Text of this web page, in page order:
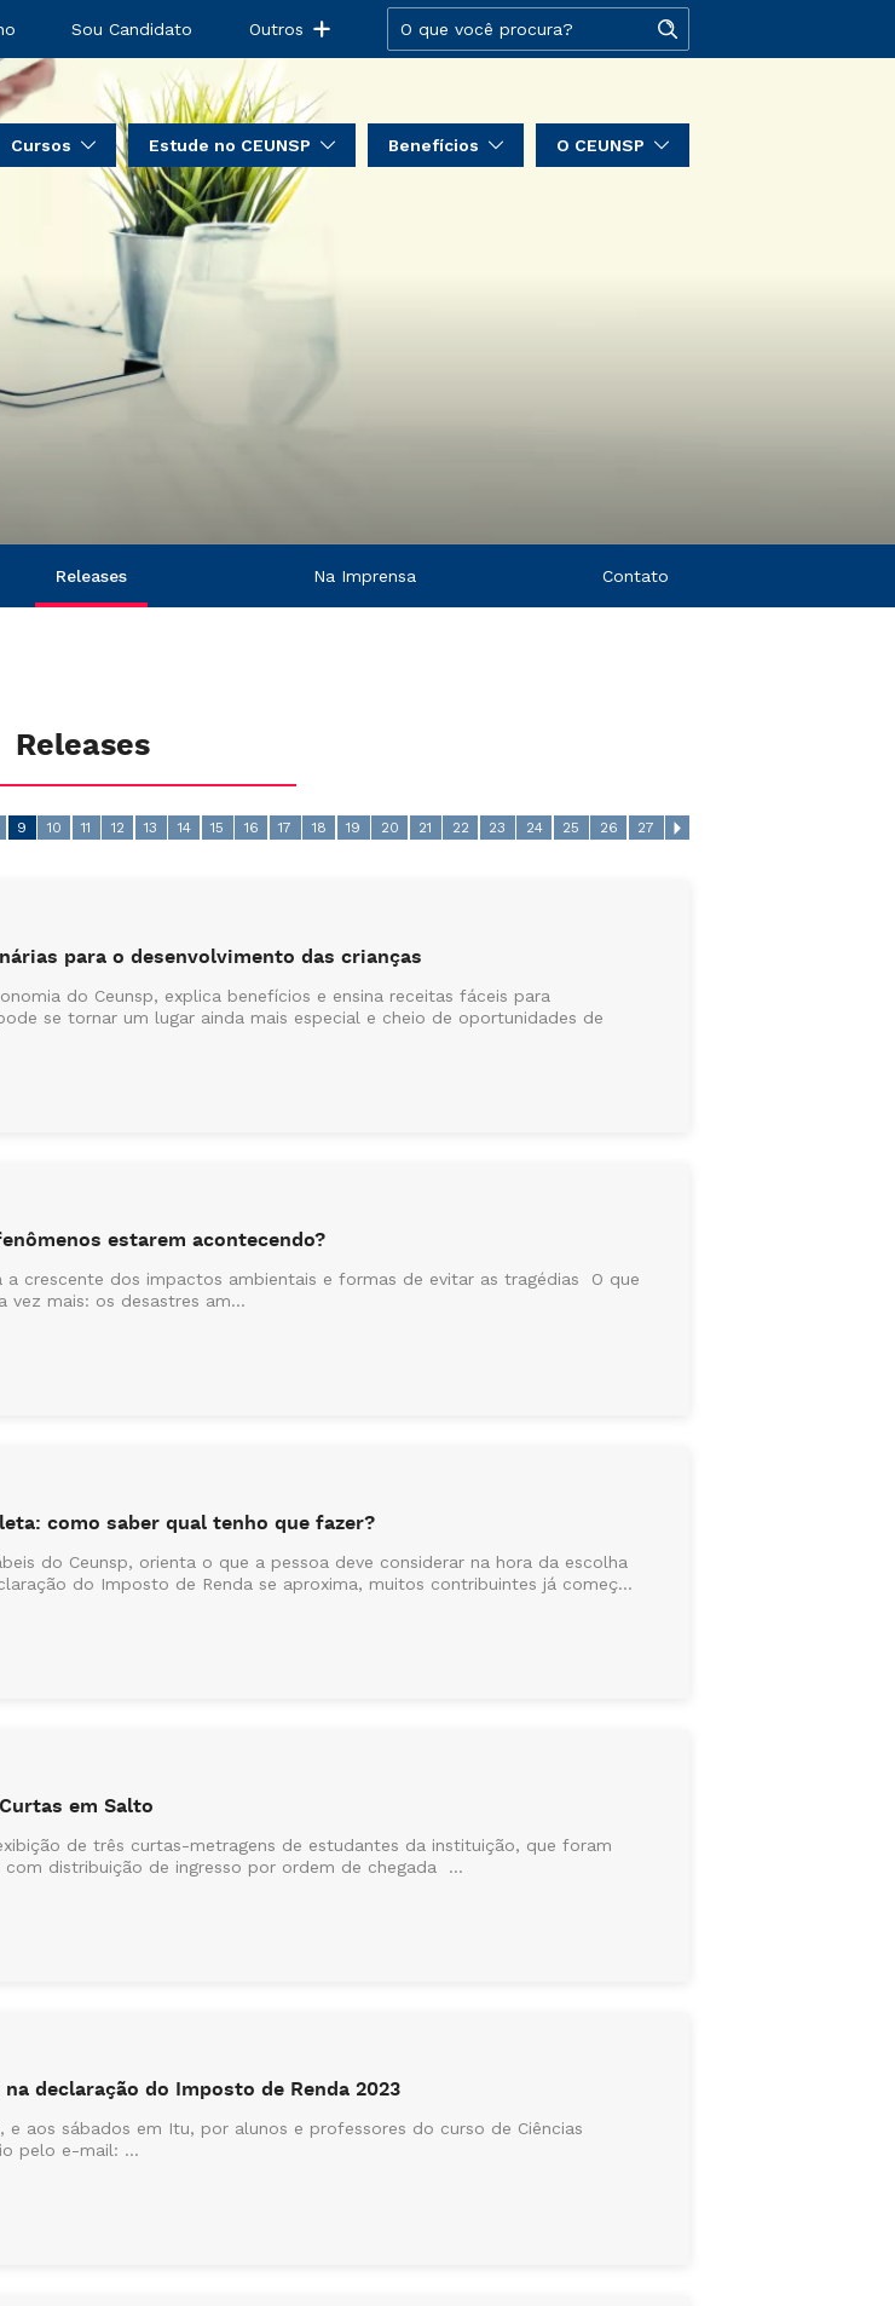
Sou Candidato Outros
Cursos Estude no CEUNSP Benefícios O CEUNSP
Releases Na Imprensa Contato
Releases
9 10 11 12 13 14 15 16 17 18 19 20 21 22 23 24 25 26 27
para o desenvolvimento das crianças
do Ceunsp, explica benefícios e ensina receitas fáceis para
se tornar um lugar ainda mais especial e cheio de oportunidades de
estarem acontecendo?
crescente dos impactos ambientais e formas de evitar as tragédias O que
vez mais: os desastres am...
como saber qual tenho que fazer?
do Ceunsp, orienta o que a pessoa deve considerar na hora da escolha
do Imposto de Renda se aproxima, muitos contribuintes já começ...
em Salto
de três curtas-metragens de estudantes da instituição, que foram
distribuição de ingresso por ordem de chegada ...
declaração do Imposto de Renda 2023
aos sábados em Itu, por alunos e professores do curso de Ciências
pelo e-mail: ...